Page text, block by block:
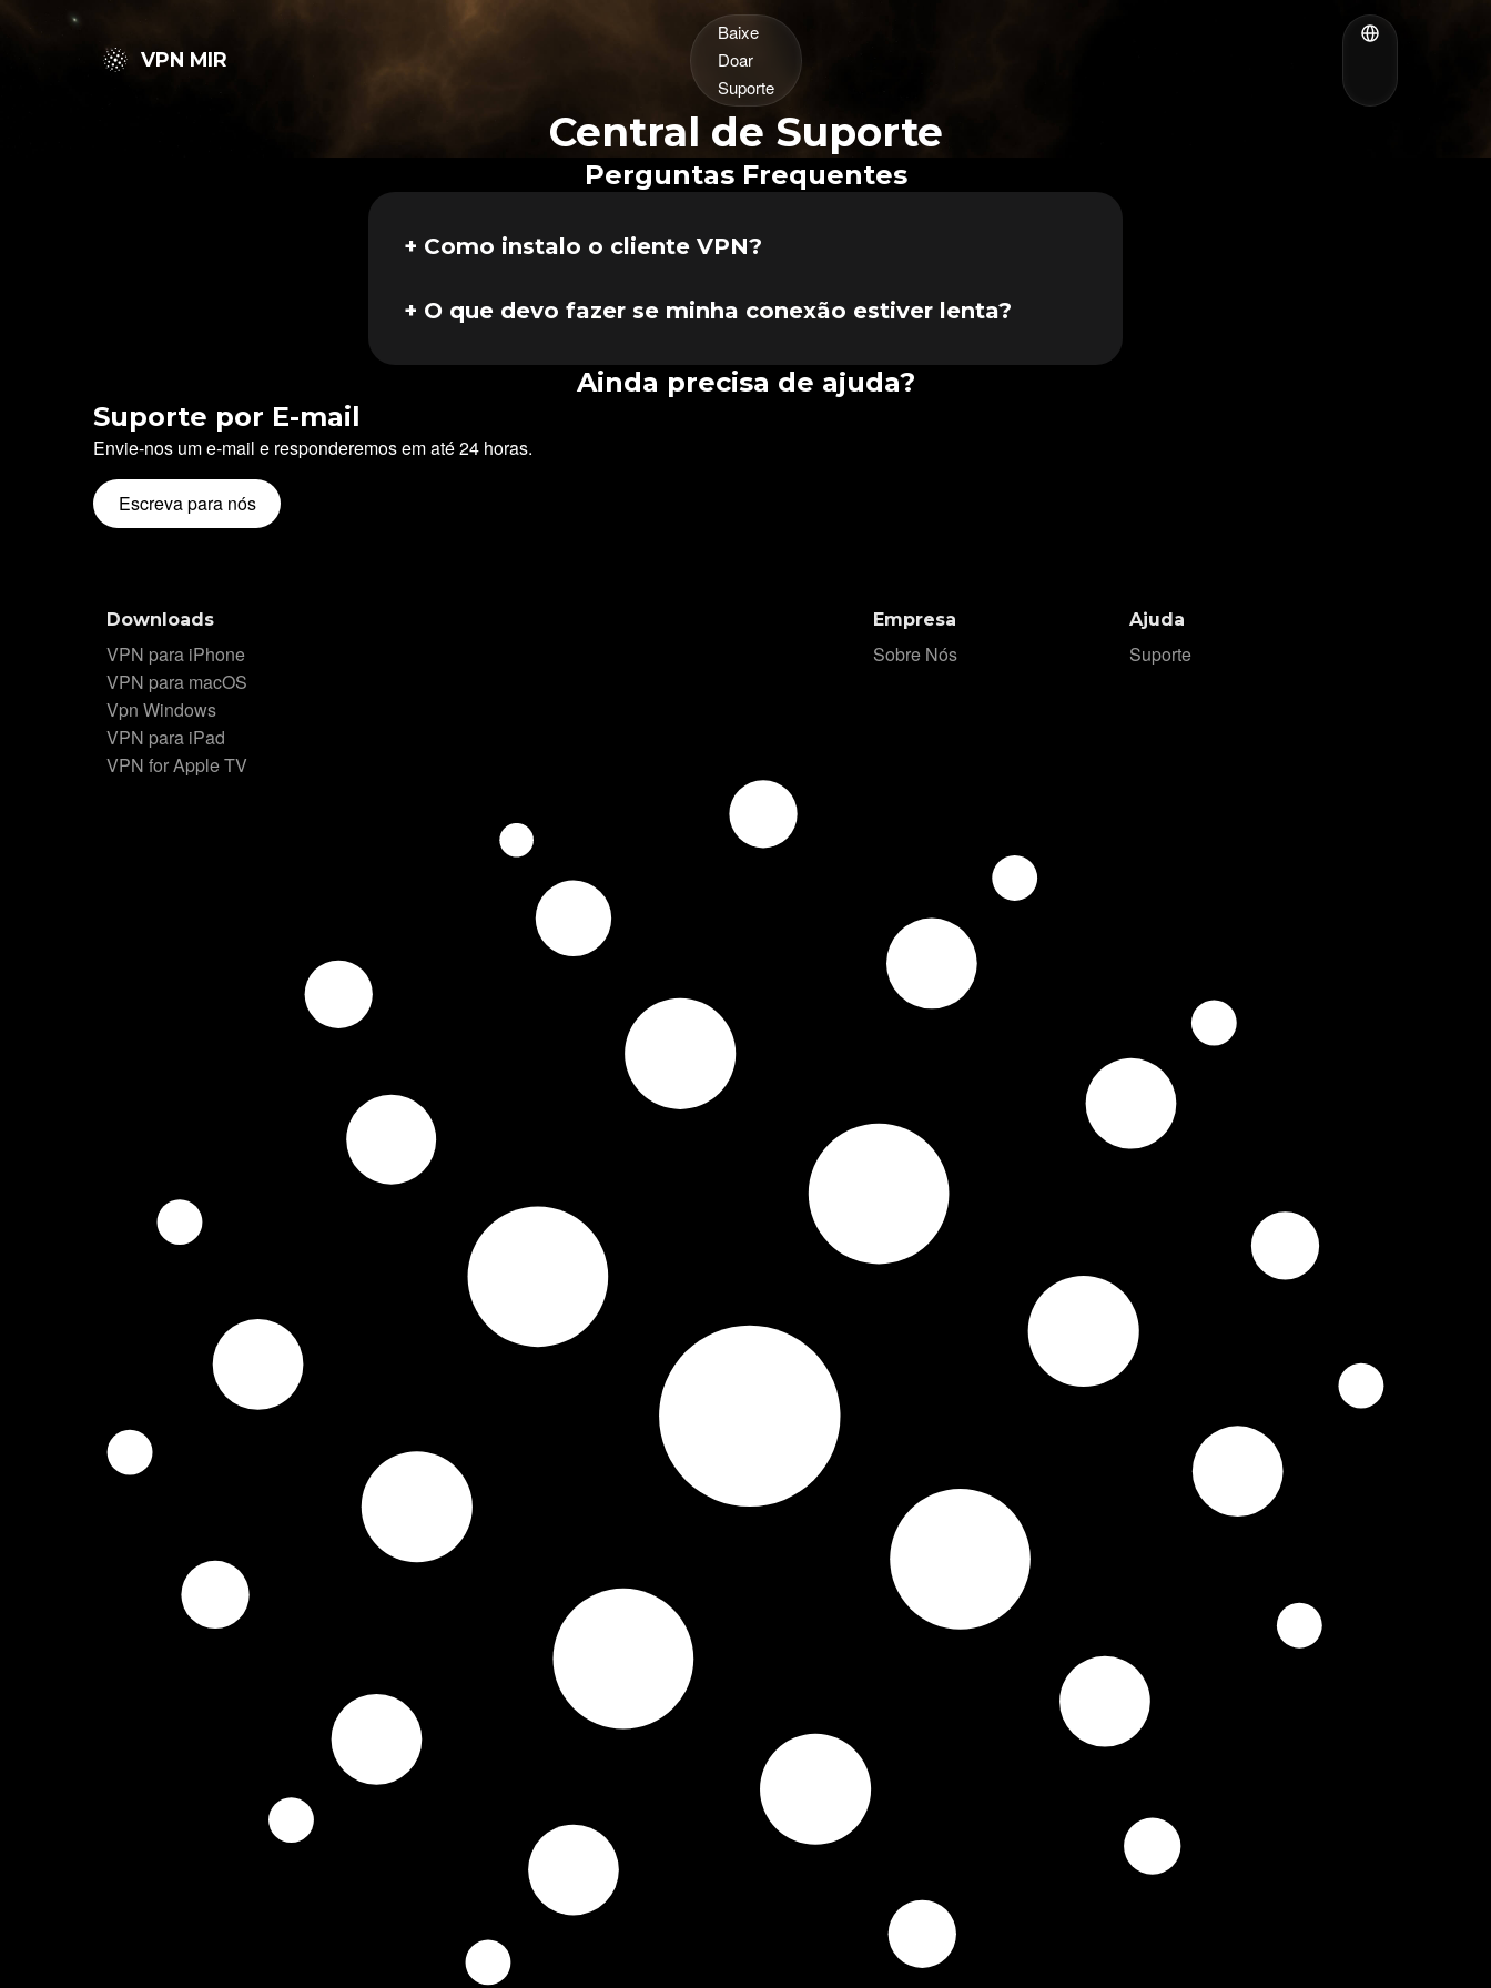
VPN MIR
Baixe
Doar
Suporte
Central de Suporte
Perguntas Frequentes
+ Como instalo o cliente VPN?
as instruções na tela.
+ O que devo fazer se minha conexão estiver lenta?
ou entre em contato com o suporte para obter ajuda.
Ainda precisa de ajuda?
Suporte por E-mail
Envie-nos um e-mail e responderemos em até 24 horas.
Escreva para nós
Downloads
VPN para iPhone
VPN para macOS
Vpn Windows
VPN para iPad
VPN for Apple TV
Empresa
Sobre Nós
Ajuda
Suporte